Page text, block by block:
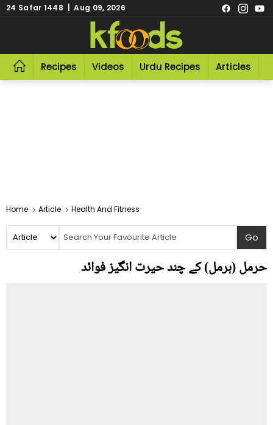
24 Safar 1448 | Aug 09, 2026
Recipes Videos Urdu Recipes Articles
Home Article Health And Fitness
حرمل (ہرمل) کے چند حیرت انگیز فوائد